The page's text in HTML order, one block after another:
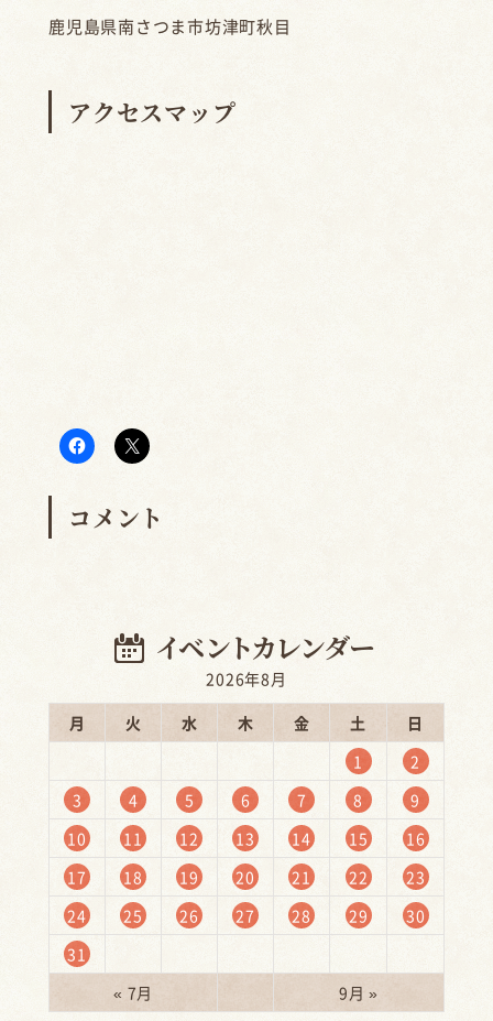
鹿児島県南さつま市坊津町秋目
アクセスマップ
コメント
2026年8月
月
火 水 木 金 土
日
1
2
3
4 5 6 7 8
9
10
11 12 13 14 15
16
17
18 19 20 21 22
23
24
25 26 27 28 29
30
31
« 7月
9月 »